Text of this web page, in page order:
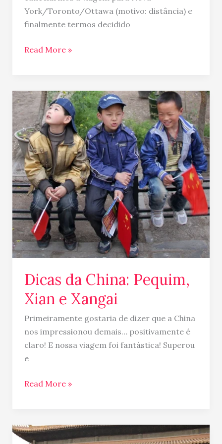
York/Toronto/Ottawa (motivo: distância) e
finalmente termos decidido
Read More »
Dicas da China: Pequim,
Xian e Xangai
Primeiramente gostaria de dizer que a China
nos impressionou demais… positivamente é
claro! E nossa viagem foi fantástica! Superou
e
Dicas
da
China:
Pequim,
Xian
e
Xangai
Read More »
Diferença